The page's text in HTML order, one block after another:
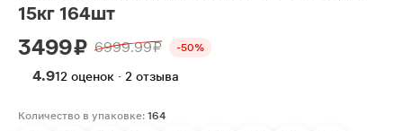
15кг 164шт
3499 ₽ 6999.99 ₽ -50%
4.912 оценок · 2 отзыва
Количество в упаковке: 164